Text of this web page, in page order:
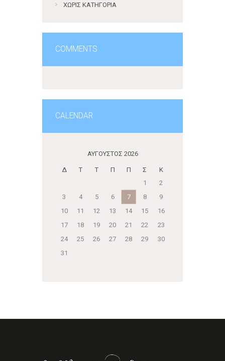
ΧΩΡΊΣ ΚΑΤΗΓΟΡΊΑ
COMMENTS
CALENDAR
ΑΎΓΟΥΣΤΟΣ 2026
Δ Τ Τ Π Π Σ
Κ
1
2
3
4 5 6 7 8
9
10
11 12 13 14 15
16
17
18 19 20 21 22
23
24
25 26 27 28 29
30
31